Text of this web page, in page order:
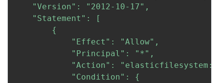
    "Version": "2012-10-17",
    "Statement": [
        {
            "Effect": "Allow",
            "Principal": "*",
"Action":
            "Condition": {